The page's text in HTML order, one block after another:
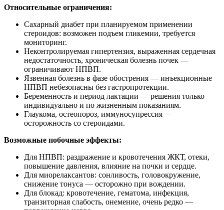
Относительные ограничения:
Сахарный диабет при планируемом применении
стероидов: возможен подъем гликемии, требуется
мониторинг.
Неконтролируемая гипертензия, выраженная сердечная
недостаточность, хроническая болезнь почек —
ограничивают НПВП.
Язвенная болезнь в фазе обострения — инъекционные
НПВП небезопасны без гастропротекции.
Беременность и период лактации — решения только
индивидуально и по жизненным показаниям.
Глаукома, остеопороз, иммуносупрессия —
осторожность со стероидами.
Возможные побочные эффекты:
Для НПВП: раздражение и кровотечения ЖКТ, отеки,
повышение давления, влияние на почки и сердце.
Для миорелаксантов: сонливость, головокружение,
снижение тонуса — осторожно при вождении.
Для блокад: кровотечение, гематома, инфекция,
транзиторная слабость, онемение, очень редко —